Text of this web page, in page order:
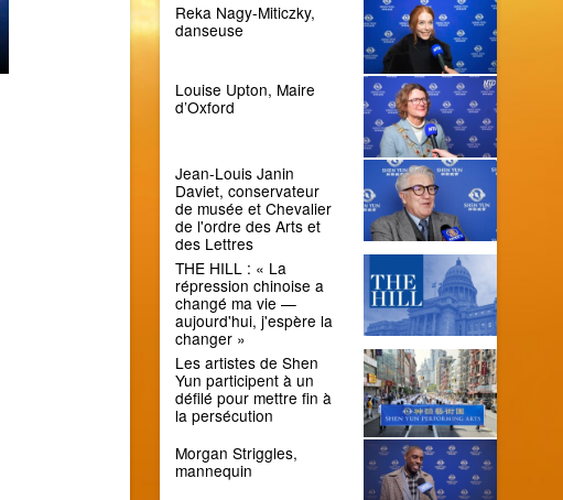
Reka Nagy-Miticzky,
danseuse
Louise Upton, Maire
d’Oxford
Jean-Louis Janin
Daviet, conservateur
de musée et Chevalier
de l'ordre des Arts et
des Lettres
THE HILL : « La
répression chinoise a
changé ma vie —
aujourd'hui, j'espère la
changer »
Les artistes de Shen
Yun participent à un
défilé pour mettre fin à
la persécution
Morgan Striggles,
mannequin